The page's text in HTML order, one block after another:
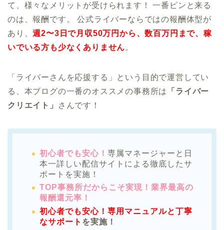
て、様々なメリットが受けられます！ 一番ピンと来る
のは、報酬です。 公式ライバーならではの報酬体型が
あり、週2〜3日で月収50万円から、数百万円まで、稼
いでいる方も少なくありません。
「ライバーさんを応援する」という目的で運営してい
る、本ブログの一番のオススメの事務所は
「ライバー
クリエイト」
さんです！
初心者でも安心！ 専属マネージャーと日
本一詳しい配信サイトによる徹底したサ
ポートを実施！
TOP事務所だからこそ実現！業界最高の
報酬還元率！
初心者でも安心！専用マニュアルと丁寧
なサポート を実施！